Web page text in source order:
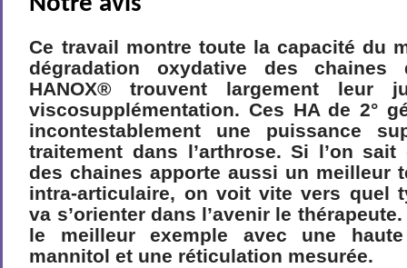
Ce travail montre toute la capacité du
dégradation oxydative des
HANOX® trouvent largement leur
viscosupplémentation. Ces HA de 2°
incontestablement une puissance
traitement dans l’arthrose. Si l’on sait
des chaines apporte aussi un meilleur
intra-articulaire, on voit vite vers quel
va s’orienter dans l’avenir le
le meilleur exemple avec une
mannitol et une réticulation mesurée.